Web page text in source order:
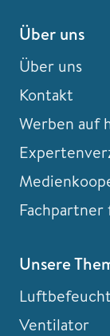
Über uns
Über uns
Kontakt
Werben auf
Fachpartner
Unsere
Ventilator